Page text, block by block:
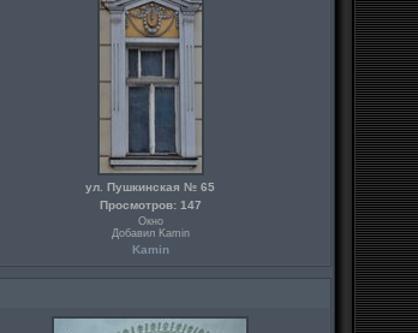
ул. Пушкинская № 65
Просмотров: 147
Окно
Добавил Kamin
Kamin